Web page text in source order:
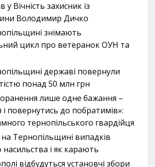
у Вічність захисник із
Володимир Дичко
знімають
цикл про ветеранок ОУН та
державі повернули
понад 50 млн грн
лише одне бажання –
і повернутись до побратимів»:
тернопільського гвардійця
на Тернопільщині випадків
і як карають
відбудуться установчі збори